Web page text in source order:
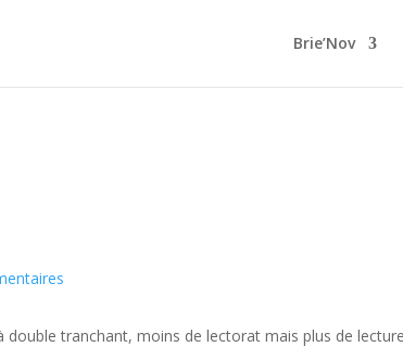
Brie’Nov
tranchant, moins de lectorat mais plus de